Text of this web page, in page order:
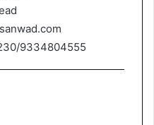
9334804555